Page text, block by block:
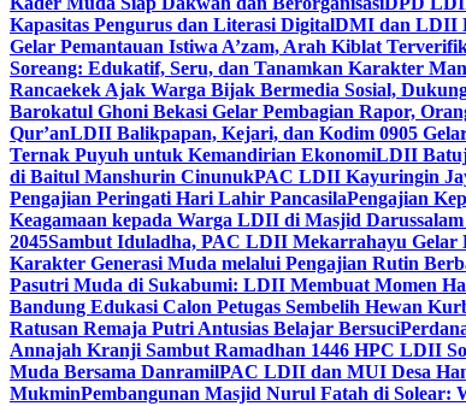
Kapasitas Pengurus dan Literasi DigitalDMI dan LDII
Gelar Pemantauan Istiwa A’zam, Arah Kiblat
Soreang: Edukatif, Seru, dan Tanamkan Karakter
Rancaekek Ajak Warga Bijak Bermedia Sosial,
Barokatul Ghoni Bekasi Gelar Pembagian Rapor,
Qur’anLDII Balikpapan, Kejari, dan Kodim 0905
Ternak Puyuh untuk Kemandirian EkonomiLDII
di Baitul Manshurin CinunukPAC LDII Kayuringin
Pengajian Peringati Hari Lahir PancasilaPengajian
Keagamaan kepada Warga LDII di Masjid
2045Sambut Iduladha, PAC LDII Mekarrahayu Gelar
Karakter Generasi Muda melalui Pengajian Rutin
Pasutri Muda di Sukabumi: LDII Membuat Momen
Bandung Edukasi Calon Petugas Sembelih Hewan
Ratusan Remaja Putri Antusias Belajar Bersuci
Annajah Kranji Sambut Ramadhan 1446 HPC LDII
Muda Bersama DanramilPAC LDII dan MUI Desa
MukminPembangunan Masjid Nurul Fatah di